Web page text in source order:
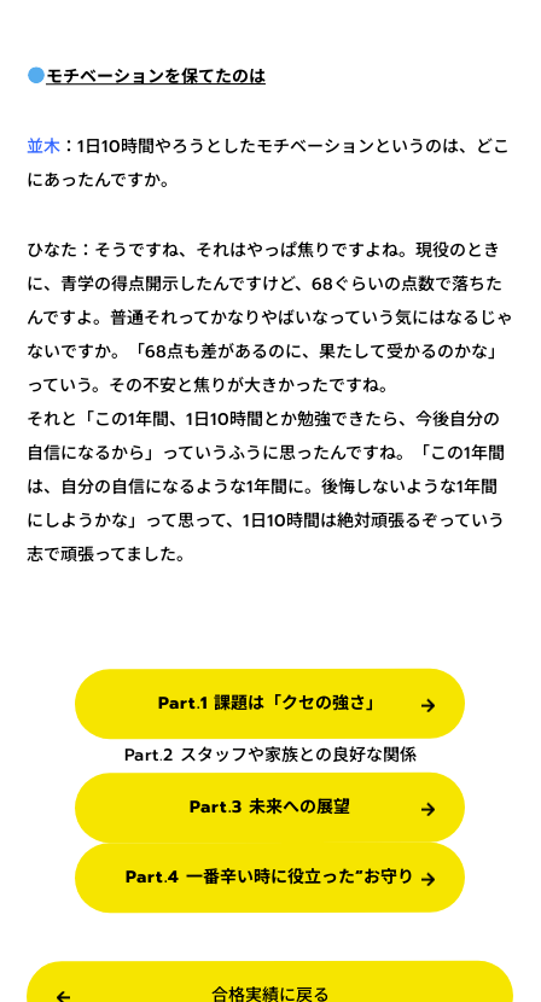
モチベーションを保てたのは
並木 ：1日10時間やろうとしたモチベーションというのは、どこ
にあったんですか。
ひなた：そうですね、それはやっぱ焦りですよね。現役のとき
に、青学の得点開示したんですけど、68ぐらいの点数で落ちた
んですよ。普通それってかなりやばいなっていう気にはなるじゃ
ないですか。「68点も差があるのに、果たして受かるのかな」
っていう。その不安と焦りが大きかったですね。
それと「この1年間、1日10時間とか勉強できたら、今後自分の
自信になるから」っていうふうに思ったんですね。「この1年間
は、自分の自信になるような1年間に。後悔しないような1年間
にしようかな」って思って、1日10時間は絶対頑張るぞっていう
志で頑張ってました。
Part.1 課題は「クセの強さ」
Part.2 スタッフや家族との良好な関係
Part.3 未来への展望
Part.4 一番辛い時に役立った“お守り
合格実績に戻る